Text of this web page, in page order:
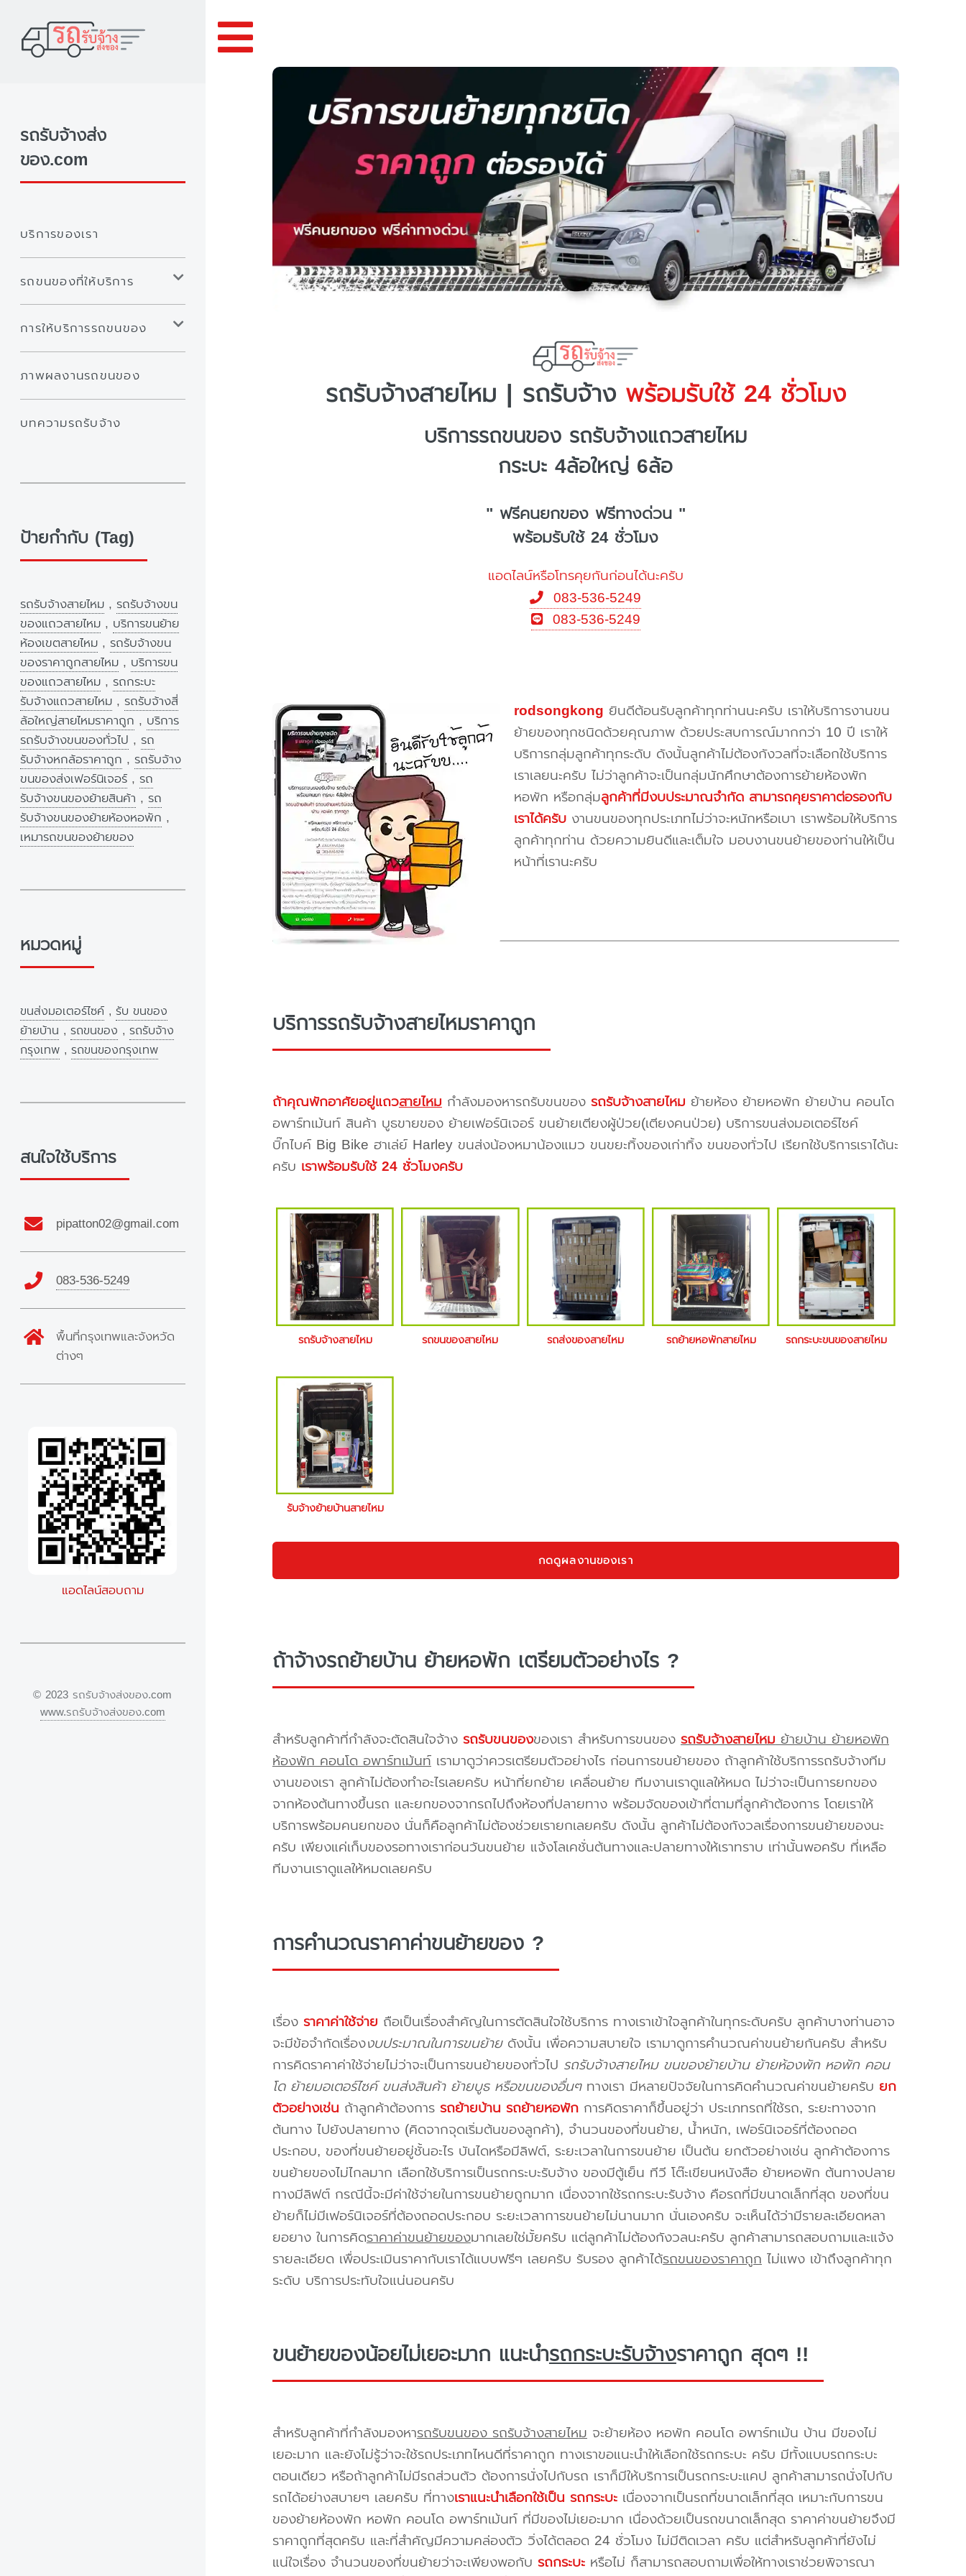
รถรับจ้างสายไหม | รถรับจ้างพร้อมรับใช้ 24 ชั่วโมง
บริการรถขนของ รถรับจ้างแถวสายไหม
กระบะ 4ล้อใหญ่ 6ล้อ
" ฟรีคนยกของ ฟรีทางด่วน "
พร้อมรับใช้ 24 ชั่วโมง
แอดไลน์หรือโทรคุยกันก่อนได้นะครับ
083-536-5249
083-536-5249
rodsongkong ยินดีต้อนรับลูกค้าทุกท่านนะครับ เราให้บริการงานขน
ย้ายของทุกชนิดด้วยคุณภาพ ด้วยประสบการณ์มากกว่า 10 ปี เราให้
บริการกลุ่มลูกค้าทุกระดับ ดังนั้นลูกค้าไม่ต้องกังวลที่จะเลือกใช้บริการ
เราเลยนะครับ ไม่ว่าลูกค้าจะเป็นกลุ่มนักศึกษาต้องการย้ายห้องพัก
หอพัก หรือกลุ่มลูกค้าที่มีงบประมาณจำกัด สามารถคุยราคาต่อรองกับ
เราได้ครับงานขนของทุกประเภทไม่ว่าจะหนักหรือเบา เราพร้อมให้บริการ
ลูกค้าทุกท่าน ด้วยความยินดีและเต็มใจ มอบงานขนย้ายของท่านให้เป็น
หน้าที่เรานะครับ
บริการรถรับจ้างสายไหมราคาถูก
ถ้าคุณพักอาศัยอยู่แถวสายไหมกำลังมองหารถรับขนของ รถรับจ้างสายไหม ย้ายห้อง ย้ายหอพัก ย้ายบ้าน คอนโด
อพาร์ทเม้นท์ สินค้า บูธขายของ ย้ายเฟอร์นิเจอร์ ขนย้ายเตียงผู้ป่วย(เตียงคนป่วย) บริการขนส่งมอเตอร์ไซค์
บิ๊กไบค์ Big Bike ฮาเล่ย์ Harley ขนส่งน้องหมาน้องแมว ขนขยะทิ้งของเก่าทิ้ง ขนของทั่วไป เรียกใช้บริการเราได้นะ
ครับ เราพร้อมรับใช้ 24 ชั่วโมงครับ
รถรับจ้างสายไหม รถขนของสายไหม รถส่งของสายไหม รถย้ายหอพักสายไหม รถกระบะขนของสายไหม
รับจ้างย้ายบ้านสายไหม
กดดูผลงานของเรา
ถ้าจ้างรถย้ายบ้าน ย้ายหอพัก เตรียมตัวอย่างไร ?
สำหรับลูกค้าที่กำลังจะตัดสินใจจ้าง รถรับขนของของเรา สำหรับการขนของ รถรับจ้างสายไหมย้ายบ้าน ย้ายหอพัก
ห้องพัก คอนโด อพาร์ทเม้นท์เรามาดูว่าควรเตรียมตัวอย่างไร ก่อนการขนย้ายของ ถ้าลูกค้าใช้บริการรถรับจ้างทีม
งานของเรา ลูกค้าไม่ต้องทำอะไรเลยครับ หน้าที่ยกย้าย เคลื่อนย้าย ทีมงานเราดูแลให้หมด ไม่ว่าจะเป็นการยกของ
จากห้องต้นทางขึ้นรถ และยกของจากรถไปถึงห้องที่ปลายทาง พร้อมจัดของเข้าที่ตามที่ลูกค้าต้องการ โดยเราให้
บริการพร้อมคนยกของ นั่นก็คือลูกค้าไม่ต้องช่วยเรายกเลยครับ ดังนั้น ลูกค้าไม่ต้องกังวลเรื่องการขนย้ายของนะ
ครับ เพียงแค่เก็บของรอทางเราก่อนวันขนย้าย แจ้งโลเคชั่นต้นทางและปลายทางให้เราทราบ เท่านั้นพอครับ ที่เหลือ
ทีมงานเราดูแลให้หมดเลยครับ
การคำนวณราคาค่าขนย้ายของ ?
เรื่อง ราคาค่าใช้จ่าย ถือเป็นเรื่องสำคัญในการตัดสินใจใช้บริการ ทางเราเข้าใจลูกค้าในทุกระดับครับ ลูกค้าบางท่านอาจ
จะมีข้อจำกัดเรื่องงบประมาณในการขนย้ายดังนั้น เพื่อความสบายใจ เรามาดูการคำนวณค่าขนย้ายกันครับ สำหรับ
การคิดราคาค่าใช้จ่ายไม่ว่าจะเป็นการขนย้ายของทั่วไป รถรับจ้างสายไหม ขนของย้ายบ้าน ย้ายห้องพัก หอพัก คอน
โด ย้ายมอเตอร์ไซค์ ขนส่งสินค้า ย้ายบูธ หรือขนของอื่นๆทางเรา มีหลายปัจจัยในการคิดคำนวณค่าขนย้ายครับ ยก
ตัวอย่างเช่น ถ้าลูกค้าต้องการ รถย้ายบ้าน รถย้ายหอพักการคิดราคาก็ขึ้นอยู่ว่า ประเภทรถที่ใช้รถ, ระยะทางจาก
ต้นทาง ไปยังปลายทาง (คิดจากจุดเริ่มต้นของลูกค้า), จำนวนของที่ขนย้าย, น้ำหนัก, เฟอร์นิเจอร์ที่ต้องถอด
ประกอบ, ของที่ขนย้ายอยู่ชั้นอะไร บันไดหรือมีลิฟต์, ระยะเวลาในการขนย้าย เป็นต้น ยกตัวอย่างเช่น ลูกค้าต้องการ
ขนย้ายของไม่ไกลมาก เลือกใช้บริการเป็นรถกระบะรับจ้าง ของมีตู้เย็น ทีวี โต๊ะเขียนหนังสือ ย้ายหอพัก ต้นทางปลาย
ทางมีลิฟต์ กรณีนี้จะมีค่าใช้จ่ายในการขนย้ายถูกมาก เนื่องจากใช้รถกระบะรับจ้าง คือรถที่มีขนาดเล็กที่สุด ของที่ขน
ย้ายก็ไม่มีเฟอร์นิเจอร์ที่ต้องถอดประกอบ ระยะเวลาการขนย้ายไม่นานมาก นั่นเองครับ จะเห็นได้ว่ามีรายละเอียดหลา
ยอยาง ในการคิดราคาค่าขนย้ายของมากเลยใช่มั้ยครับ แต่ลูกค้าไม่ต้องกังวลนะครับ ลูกค้าสามารถสอบถามและแจ้ง
รายละเอียด เพื่อประเมินราคากับเราได้แบบฟรีๆ เลยครับ รับรอง ลูกค้าได้รถขนของราคาถูกไม่แพง เข้าถึงลูกค้าทุก
ระดับ บริการประทับใจแน่นอนครับ
ขนย้ายของน้อยไม่เยอะมาก แนะนำรถกระบะรับจ้างราคาถูก สุดๆ !!
สำหรับลูกค้าที่กำลังมองหารถรับขนของ รถรับจ้างสายไหมจะย้ายห้อง หอพัก คอนโด อพาร์ทเม้น บ้าน มีของไม่
เยอะมาก และยังไม่รู้ว่าจะใช้รถประเภทไหนดีที่ราคาถูก ทางเราขอแนะนำให้เลือกใช้รถกระบะ ครับ มีทั้งแบบรถกระบะ
ตอนเดียว หรือถ้าลูกค้าไม่มีรถส่วนตัว ต้องการนั่งไปกับรถ เราก็มีให้บริการเป็นรถกระบะแคป ลูกค้าสามารถนั่งไปกับ
รถได้อย่างสบายๆ เลยครับ ที่ทางเราแนะนำเลือกใช้เป็น รถกระบะเนื่องจากเป็นรถที่ขนาดเล็กที่สุด เหมาะกับการขน
ของย้ายห้องพัก หอพัก คอนโด อพาร์ทเม้นท์ ที่มีของไม่เยอะมาก เนื่องด้วยเป็นรถขนาดเล็กสุด ราคาค่าขนย้ายจึงมี
ราคาถูกที่สุดครับ และที่สำคัญมีความคล่องตัว วิ่งได้ตลอด 24 ชั่วโมง ไม่มีติดเวลา ครับ แต่สำหรับลูกค้าที่ยังไม่
แน่ใจเรื่อง จำนวนของที่ขนย้ายว่าจะเพียงพอกับ รถกระบะหรือไม่ ก็สามารถสอบถามเพื่อให้ทางเราช่วยพิจารณา
รถรับจ้างส่ง
ของ.com
บริการของเรา
รถขนของที่ให้บริการ
การให้บริการรถขนของ
ภาพผลงานรถขนของ
บทความรถรับจ้าง
ป้ายกำกับ (Tag)
รถรับจ้างสายไหม , รถรับจ้างขน
ของแถวสายไหม , บริการขนย้าย
ห้องเขตสายไหม , รถรับจ้างขน
ของราคาถูกสายไหม , บริการขน
ของแถวสายไหม , รถกระบะ
รับจ้างแถวสายไหม , รถรับจ้างสี่
ล้อใหญ่สายไหมราคาถูก , บริการ
รถรับจ้างขนของทั่วไป , รถ
รับจ้างหกล้อราคาถูก , รถรับจ้าง
ขนของส่งเฟอร์นิเจอร์ , รถ
รับจ้างขนของย้ายสินค้า , รถ
รับจ้างขนของย้ายห้องหอพัก ,
เหมารถขนของย้ายของ
หมวดหมู่
ขนส่งมอเตอร์ไซค์ , รับ ขนของ
ย้ายบ้าน , รถขนของ , รถรับจ้าง
กรุงเทพ , รถขนของกรุงเทพ
สนใจใช้บริการ
pipatton02@gmail.com
083-536-5249
พื้นที่กรุงเทพและจังหวัด
ต่างๆ
แอดไลน์สอบถาม
© 2023 รถรับจ้างส่งของ.com
www.รถรับจ้างส่งของ.com